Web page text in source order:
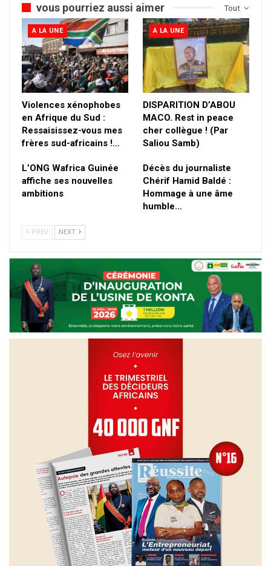
Tout
vous pourriez aussi aimer
A LA UNE
Violences xénophobes
en Afrique du Sud :
Ressaisissez-vous mes
frères sud-africains !…
A LA UNE
DISPARITION D’ABOU
MACO. Rest in peace
cher collègue ! (Par
Saliou Samb)
L’ONG Wafrica Guinée
affiche ses nouvelles
ambitions
Décès du journaliste
Chérif Hamid Baldé :
Hommage à une âme
humble…
PREV NEXT